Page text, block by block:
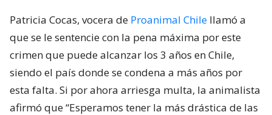
Patricia Cocas, vocera de Proanimal Chile llamó a
que se le sentencie con la pena máxima por este
crimen que puede alcanzar los 3 años en Chile,
siendo el país donde se condena a más años por
esta falta. Si por ahora arriesga multa, la animalista
afirmó que “Esperamos tener la más drástica de las